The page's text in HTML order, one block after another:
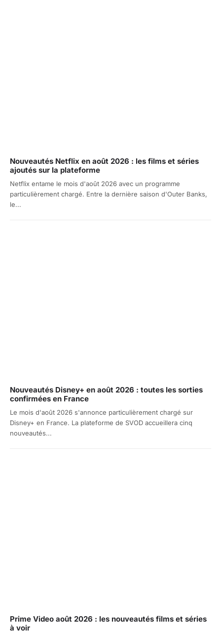
Nouveautés Netflix en août 2026 : les films et séries
ajoutés sur la plateforme
Netflix entame le mois d'août 2026 avec un programme
particulièrement chargé. Entre la dernière saison d'Outer Banks,
le...
Nouveautés Disney+ en août 2026 : toutes les sorties
confirmées en France
Le mois d'août 2026 s'annonce particulièrement chargé sur
Disney+ en France. La plateforme de SVOD accueillera cinq
nouveautés...
Prime Video août 2026 : les nouveautés films et séries
à voir